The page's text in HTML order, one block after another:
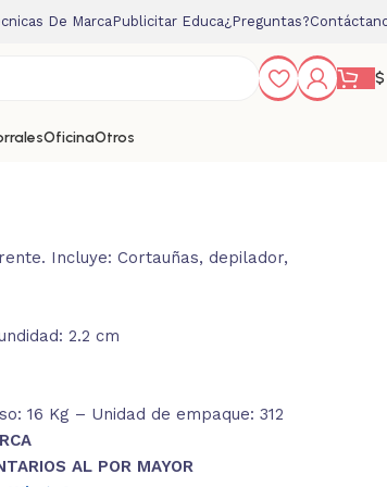
De MarcaPublicitar Educa¿Preguntas?
$
OficinaOtros
Incluye: Cortauñas, depilador,
2.2 cm
16 Kg – Unidad de empaque: 312
AL POR MAYOR